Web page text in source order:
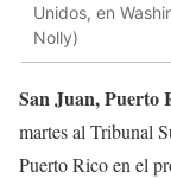
Unidos, en
Nolly)
San Juan, Puerto
martes al Tribunal
Puerto Rico en el